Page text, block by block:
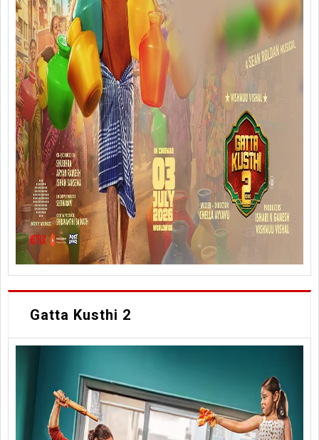
Gatta Kusthi 2